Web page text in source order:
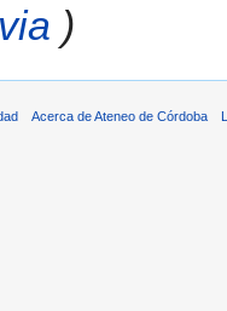
)
Acerca de Ateneo de Córdoba